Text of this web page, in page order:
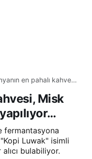
en pahalı kahvesi,
Misk
fermantasyona
Luwak" isimli
bulabiliyor.